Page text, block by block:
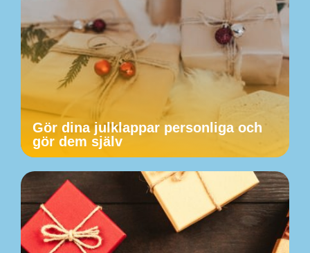
Gör dina julklappar personliga och
gör dem själv